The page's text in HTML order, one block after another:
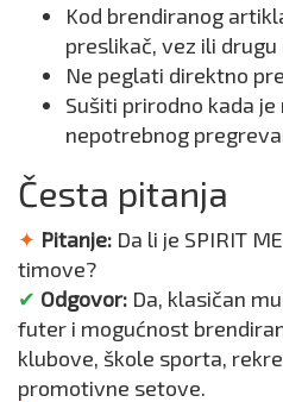
Kod brendiranog
preslikač, vez ili drugu
Ne peglati direktno
Sušiti prirodno kada je
nepotrebnog
Česta pitanja
✦ Pitanje: Da li je SPIRIT
timove?
✔ Odgovor: Da, klasičan
futer i mogućnost
klubove, škole sporta,
promotivne setove.